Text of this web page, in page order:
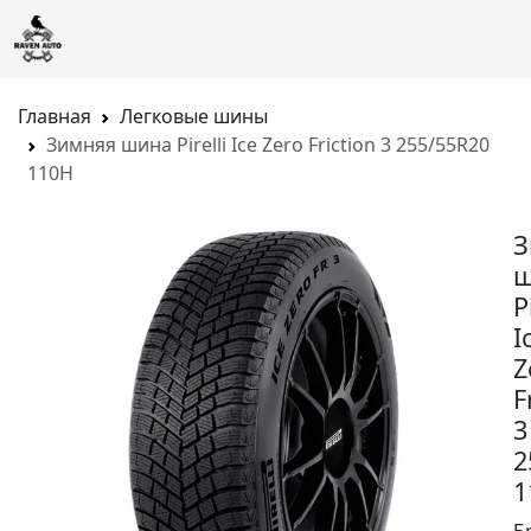
Главная
Легковые шины
Зимняя шина Pirelli Ice Zero Friction 3 255/55R20
110H
3